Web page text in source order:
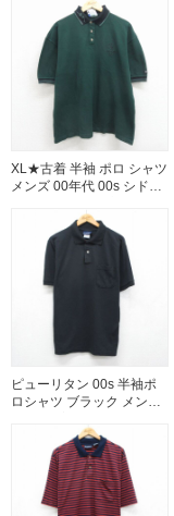
XL★古着 半袖 ポロ シャツ
メンズ 00年代 00s シドニ
ットン グリーン 26jun17
ピューリタン 00s 半袖ポ
ロシャツ ブラック メンズL